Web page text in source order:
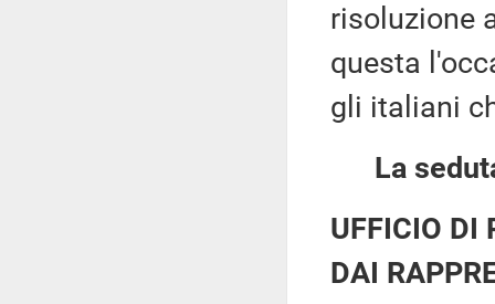
risoluzione
questa
gli italiani
La
UFFICIO DI
DAI